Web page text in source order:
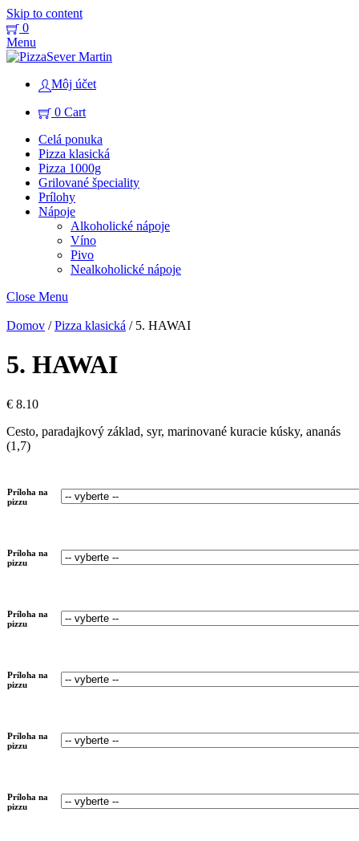
Skip to content
0
Menu
Môj účet
0 Cart
Celá ponuka
Pizza klasická
Pizza 1000g
Grilované špeciality
Prílohy
Nápoje
Alkoholické nápoje
Víno
Pivo
Nealkoholické nápoje
Close Menu
Domov /Pizza klasická / 5. HAWAI
5. HAWAI
€ 8.10
Cesto, paradajkový základ, syr, marinované kuracie kúsky, ananás
(1,7)
Príloha na
pizzu
Príloha na
pizzu
Príloha na
pizzu
Príloha na
pizzu
Príloha na
pizzu
Príloha na
pizzu